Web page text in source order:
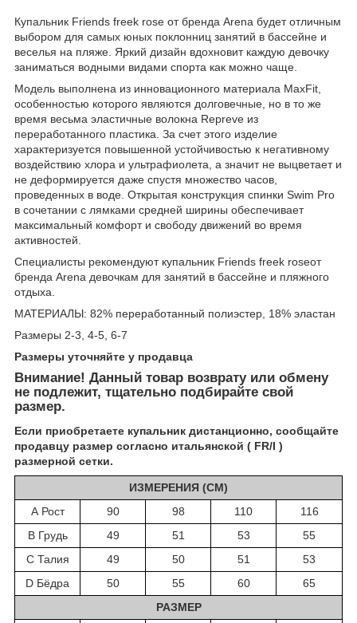
Купальник Friends freek rose от бренда Arena будет отличным
выбором для самых юных поклонниц занятий в бассейне и
веселья на пляже. Яркий дизайн вдохновит каждую девочку
заниматься водными видами спорта как можно чаще.
Модель выполнена из инновационного материала MaxFit,
особенностью которого являются долговечные, но в то же
время весьма эластичные волокна Repreve из
переработанного пластика. За счет этого изделие
характеризуется повышенной устойчивостью к негативному
воздействию хлора и ультрафиолета, а значит не выцветает и
не деформируется даже спустя множество часов,
проведенных в воде. Открытая конструкция спинки Swim Pro
в сочетании с лямками средней ширины обеспечивает
максимальный комфорт и свободу движений во время
активностей.
Специалисты рекомендуют купальник Friends freek roseот
бренда Arena девочкам для занятий в бассейне и пляжного
отдыха.
МАТЕРИАЛЫ: 82% переработанный полиэстер, 18% эластан
Размеры 2-3, 4-5, 6-7
Размеры уточняйте у продавца
Внимание! Данный товар возврату или обмену
не подлежит, тщательно подбирайте свой
размер.
Если приобретаете купальник дистанционно, сообщайте
продавцу размер согласно итальянской ( FR/I )
размерной сетки.
ИЗМЕРЕНИЯ (СМ)
А Рост
90 98 110
116
B Грудь
49 51 53
55
C Талия
49 50 51
53
D Бёдра
50 55 60
65
РАЗМЕР